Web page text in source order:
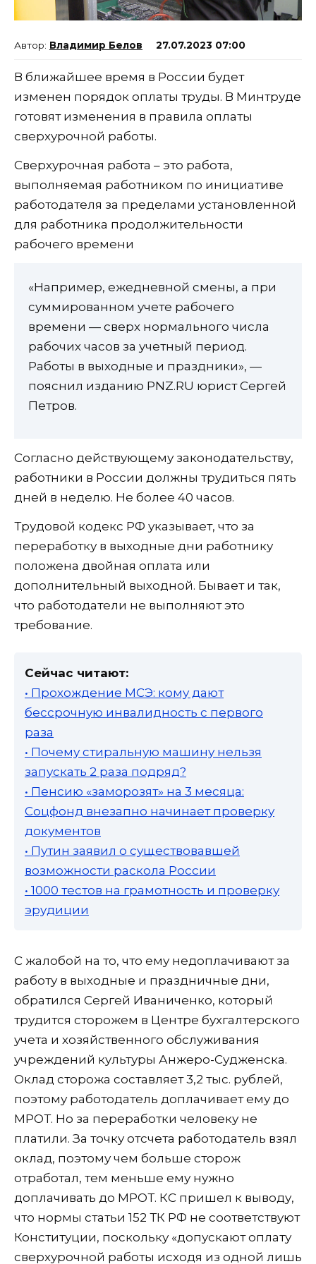
Владимир Белов 27.07.2023 07:00
В ближайшее время в России будет
изменен порядок оплаты труды. В Минтруде
готовят изменения в правила оплаты
сверхурочной работы.
Сверхурочная работа – это работа,
выполняемая работником по инициативе
работодателя за пределами установленной
для работника продолжительности
рабочего времени
«Например, ежедневной смены, а при
суммированном учете рабочего
времени — сверх нормального числа
рабочих часов за учетный период.
Работы в выходные и праздники», —
пояснил изданию PNZ.RU юрист Сергей
Петров.
Согласно действующему законодательству,
работники в России должны трудиться пять
дней в неделю. Не более 40 часов.
Трудовой кодекс РФ указывает, что за
переработку в выходные дни работнику
положена двойная оплата или
дополнительный выходной. Бывает и так,
что работодатели не выполняют это
требование.
Сейчас читают:
• Прохождение МСЭ: кому дают
бессрочную инвалидность с первого
раза
• Почему стиральную машину нельзя
запускать 2 раза подряд?
• Пенсию «заморозят» на 3 месяца:
Соцфонд внезапно начинает проверку
документов
• Путин заявил о существовавшей
возможности раскола России
• 1000 тестов на грамотность и проверку
эрудиции
С жалобой на то, что ему недоплачивают за
работу в выходные и праздничные дни,
обратился Сергей Иваниченко, который
трудится сторожем в Центре бухгалтерского
учета и хозяйственного обслуживания
учреждений культуры Анжеро-Судженска.
Оклад сторожа составляет 3,2 тыс. рублей,
поэтому работодатель доплачивает ему до
МРОТ. Но за переработки человеку не
платили. За точку отсчета работодатель взял
оклад, поэтому чем больше сторож
отработал, тем меньше ему нужно
доплачивать до МРОТ. КС пришел к выводу,
что нормы статьи 152 ТК РФ не соответствуют
Конституции, поскольку «допускают оплату
сверхурочной работы исходя из одной лишь